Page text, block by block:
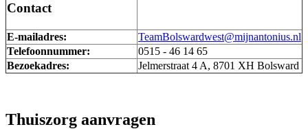
Contact
E-mailadres:
TeamBolswardwest@mijnantonius.nl
Telefoonnummer:
0515 - 46 14 65
Bezoekadres:
Jelmerstraat 4 A, 8701 XH Bolsward
Thuiszorg aanvragen